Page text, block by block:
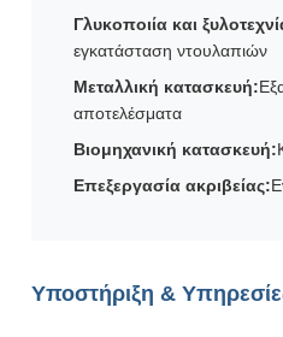
Γλυκοποιία και
εγκατάσταση ντουλαπιών
Μεταλλική κατασκευή:
αποτελέσματα
Βιομηχανική κατασκευή:
Επεξεργασία ακριβείας:
Υποστήριξη &